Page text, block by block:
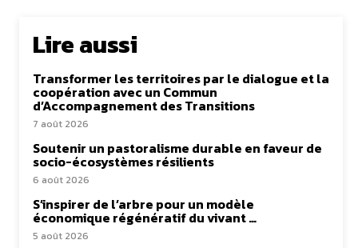
Lire aussi
Transformer les territoires par le dialogue et la
coopération avec un Commun
d’Accompagnement des Transitions
7 août 2026
Soutenir un pastoralisme durable en faveur de
socio-écosystèmes résilients
6 août 2026
S’inspirer de l’arbre pour un modèle
économique régénératif du vivant …
5 août 2026